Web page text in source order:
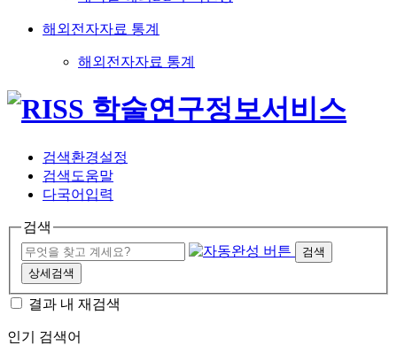
해외전자자료 통계
해외전자자료 통계
검색환경설정
검색도움말
다국어입력
검색
검색
상세검색
결과 내 재검색
인기 검색어